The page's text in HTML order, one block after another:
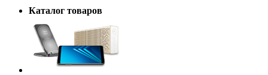
Каталог товаров